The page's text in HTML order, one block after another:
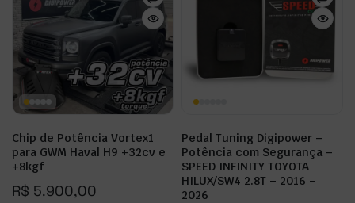
Chip de Potência Vortex1
para GWM Haval H9 +32cv e
+8kgf
R$ 5.900,00
Pedal Tuning Digipower –
Potência com Segurança –
SPEED INFINITY TOYOTA
HILUX/SW4 2.8T – 2016 –
2026